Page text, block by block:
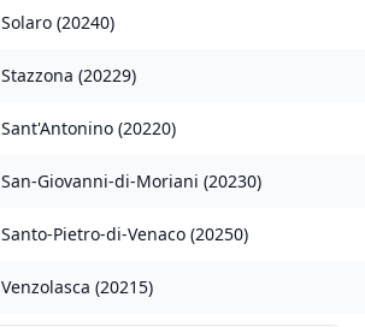
Solaro (20240)
Stazzona (20229)
Sant'Antonino (20220)
San-Giovanni-di-Moriani (20230)
Santo-Pietro-di-Venaco (20250)
Venzolasca (20215)